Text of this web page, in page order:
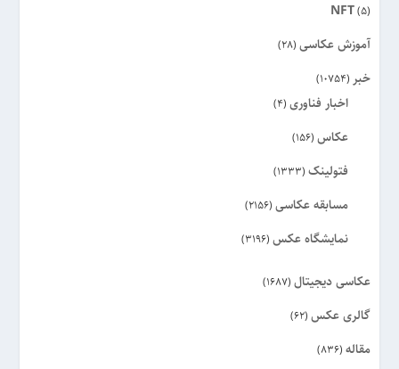
NFT(5)
آموزش عکاسی (28)
خبر (10754)
اخبار فناوری (4)
عکاس (156)
فتولینک (1333)
مسابقه عکاسی (2156)
نمایشگاه عکس (3196)
عکاسی دیجیتال (1687)
گالری عکس (62)
مقاله (836)